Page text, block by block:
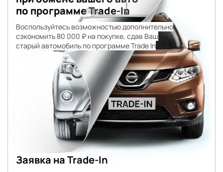
по программе Trade-In
Воспользуйтесь возможностью дополнительно
сэкономить 80 000 ₽ на покупке, сдав Ваш
старый автомобиль по программе Trade In
Заявка на Trade-In